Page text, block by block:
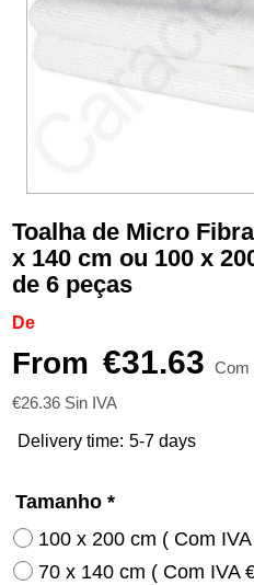
Toalha de Micro
x 140 cm ou 100 x
de 6 peças
De
From €31.63
Com
€26.36 Sin IVA
Delivery time: 5-7 days
Tamanho *
100 x 200 cm ( Com IVA
70 x 140 cm ( Com IVA